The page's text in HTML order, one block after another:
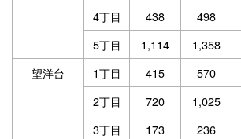
4丁目
438 498
5丁目
1,114 1,358
望洋台
1丁目 415 570
2丁目
720 1,025
3丁目
173 236